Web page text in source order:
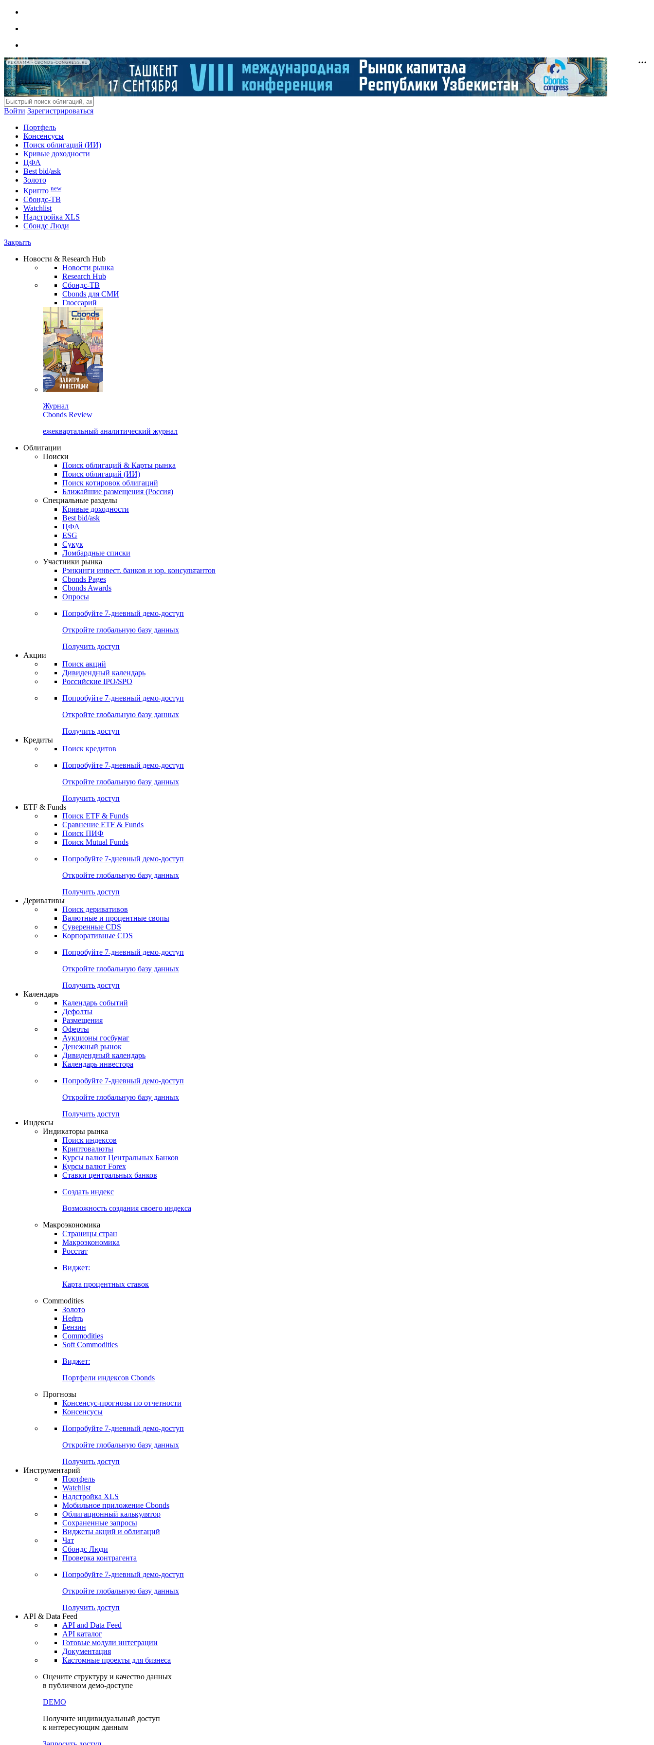
РЕКЛАМА • CBONDS-CONGRESS.RU
Войти Зарегистрироваться
Портфель
Консенсусы
Поиск облигаций (ИИ)
Кривые доходности
ЦФА
Best bid/ask
Золото
Крипто new
Сбондс-ТВ
Watchlist
Надстройка XLS
Сбондс Люди
Закрыть
Новости & Research Hub
Новости рынка
Research Hub
Сбондс-ТВ
Cbonds для СМИ
Глоссарий
Журнал
Cbonds Review
ежеквартальный аналитический журнал
Облигации
Поиски
Поиск облигаций & Карты рынка
Поиск облигаций (ИИ)
Поиск котировок облигаций
Ближайшие размещения (Россия)
Специальные разделы
Кривые доходности
Best bid/ask
ЦФА
ESG
Сукук
Ломбардные списки
Участники рынка
Рэнкинги инвест. банков и юр. консультантов
Cbonds Pages
Cbonds Awards
Опросы
Попробуйте 7-дневный демо-доступ
Откройте глобальную базу данных
Получить доступ
Акции
Поиск акций
Дивидендный календарь
Российские IPO/SPO
Попробуйте 7-дневный демо-доступ
Откройте глобальную базу данных
Получить доступ
Кредиты
Поиск кредитов
Попробуйте 7-дневный демо-доступ
Откройте глобальную базу данных
Получить доступ
ETF & Funds
Поиск ETF & Funds
Сравнение ETF & Funds
Поиск ПИФ
Поиск Mutual Funds
Попробуйте 7-дневный демо-доступ
Откройте глобальную базу данных
Получить доступ
Деривативы
Поиск деривативов
Валютные и процентные свопы
Суверенные CDS
Корпоративные CDS
Попробуйте 7-дневный демо-доступ
Откройте глобальную базу данных
Получить доступ
Календарь
Календарь событий
Дефолты
Размещения
Оферты
Аукционы госбумаг
Денежный рынок
Дивидендный календарь
Календарь инвестора
Попробуйте 7-дневный демо-доступ
Откройте глобальную базу данных
Получить доступ
Индексы
Индикаторы рынка
Поиск индексов
Криптовалюты
Курсы валют Центральных Банков
Курсы валют Forex
Ставки центральных банков
Создать индекс
Возможность создания своего индекса
Макроэкономика
Страницы стран
Макроэкономика
Росстат
Виджет:
Карта процентных ставок
Commodities
Золото
Нефть
Бензин
Commodities
Soft Commodities
Виджет:
Портфели индексов Cbonds
Прогнозы
Консенсус-прогнозы по отчетности
Консенсусы
Попробуйте 7-дневный демо-доступ
Откройте глобальную базу данных
Получить доступ
Инструментарий
Портфель
Watchlist
Надстройка XLS
Мобильное приложение Cbonds
Облигационный калькулятор
Сохраненные запросы
Виджеты акций и облигаций
Чат
Сбондс Люди
Проверка контрагента
Попробуйте 7-дневный демо-доступ
Откройте глобальную базу данных
Получить доступ
API & Data Feed
API and Data Feed
API каталог
Готовые модули интеграции
Документация
Кастомные проекты для бизнеса
Оцените структуру и качество данных
в публичном демо-доступе
DEMO
Получите индивидуальный доступ
к интересующим данным